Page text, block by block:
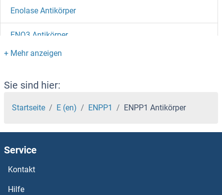
Enolase Antikörper
ENO3 Antikörper
ENO2/NSE Antikörper
ENO1 Antikörper
ENKUR Antikörper
Enkephalin Antikörper
ENHO Antikörper
Sie sind hier:
Startseite E (en) ENPP1 ENPP1 Antikörper
Service
Kontakt
Hilfe